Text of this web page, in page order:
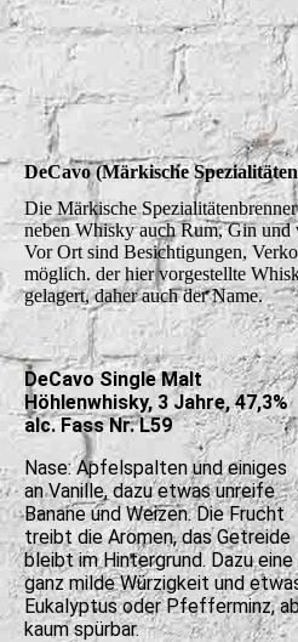
DeCavo (Märkische
Die Märkische
neben Whisky auch Rum, Gin und
Vor Ort sind Besichtigungen,
möglich. der hier vorgestellte
gelagert, daher auch der Name.
DeCavo Single Malt
Höhlenwhisky, 3 Jahre, 47,3%
alc. Fass Nr. L59
Nase: Apfelspalten und einiges
an Vanille, dazu etwas unreife
Banane und Weizen. Die Frucht
treibt die Aromen, das Getreide
bleibt im Hintergrund. Dazu eine
ganz milde Würzigkeit und
Eukalyptus oder Pfefferminz,
kaum spürbar.